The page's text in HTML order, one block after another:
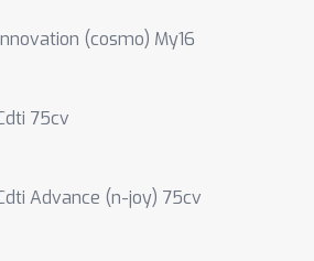
(cosmo) My16
75cv
Advance (n-joy) 75cv